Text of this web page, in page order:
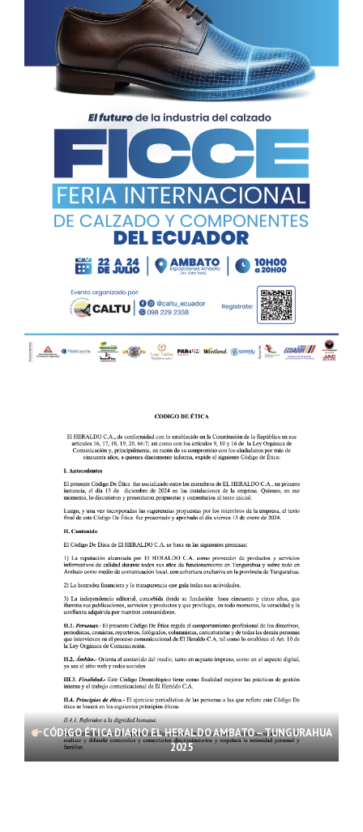
CÓDIGO ÉTICA DIARIO EL HERALDO AMBATO – TUNGURAHUA
2025